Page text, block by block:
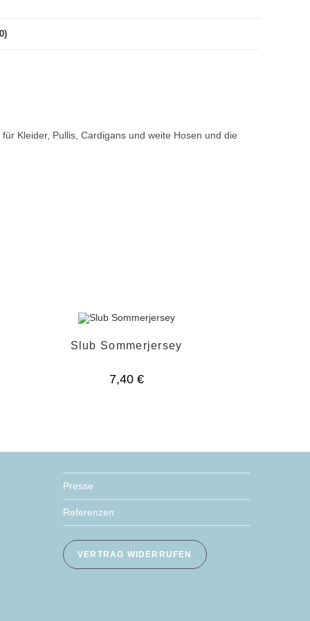
Kleider, Pullis, Cardigans und weite Hosen und die
Slub Sommerjersey
7,40 €
Presse
Referenzen
VERTRAG WIDERRUFEN